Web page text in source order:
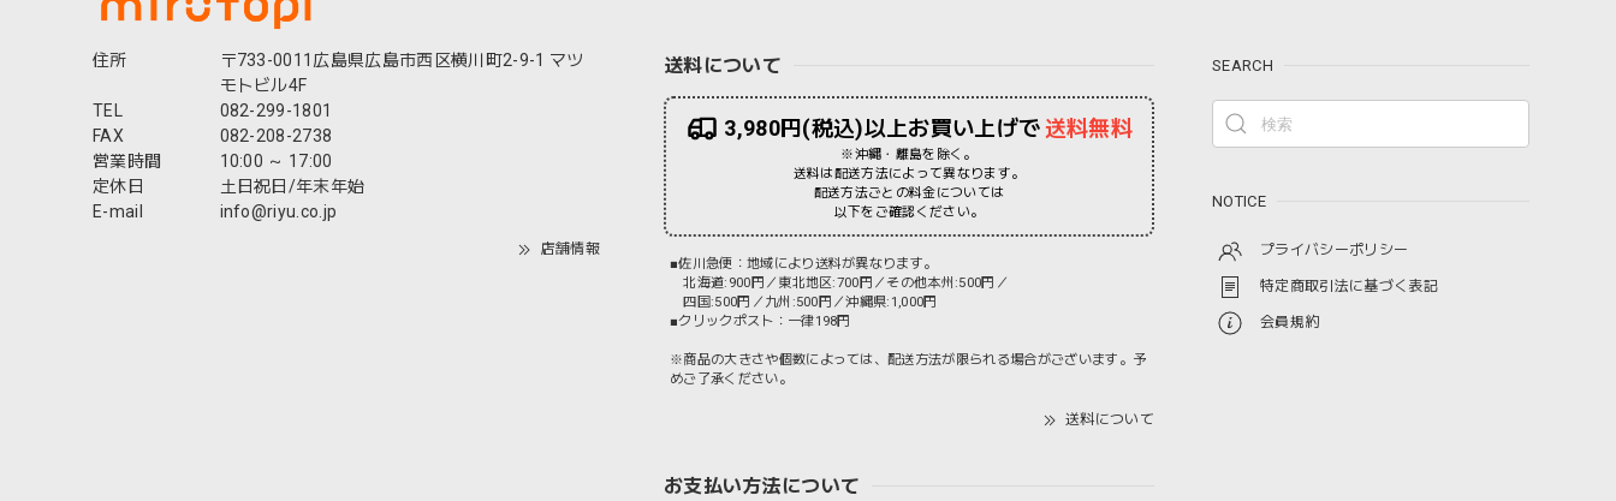
住所
〒733-0011広島県広島市西区横川町2-9-1 マツ
モトビル4F
TEL
082-299-1801
FAX
082-208-2738
営業時間
10:00 ～ 17:00
定休日
土日祝日/年末年始
E-mail
info@riyu.co.jp
店舗情報
送料について
3,980円(税込)以上お買い上げで送料無料
※沖縄・離島を除く。
送料は配送方法によって異なります。
配送方法ごとの料金については
以下をご確認ください。
■佐川急便：地域により送料が異なります。
北海道:900円／東北地区:700円／その他本州:500円／
四国:500円／九州:500円／沖縄県:1,000円
■クリックポスト：一律198円
※商品の大きさや個数によっては、配送方法が限られる場合がございます。予
めご了承ください。
送料について
お支払い方法について
SEARCH
NOTICE
プライバシーポリシー
特定商取引法に基づく表記
会員規約